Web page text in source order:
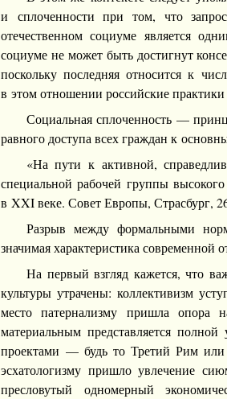
и сплоченности при том, что
отечественном социуме является
социуме не может быть достигнут
поскольку последняя относится к
в этом отношении российские
Социальная сплоченность —
равного доступа всех граждан к
«На пути к активной,
специальной рабочей группы
в XXI веке. Совет Европы, Страсбург,
Разрыв между формальными
значимая характеристика современной
На первый взгляд кажется, что
культуры утрачены: коллективизм
место патернализму пришла опора
материальным представляется
проектами — будь то Третий Рим
эсхатологизму пришло увлечение
пресловутый одномерный